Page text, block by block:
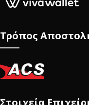
Τρόπος
Στοιχεία